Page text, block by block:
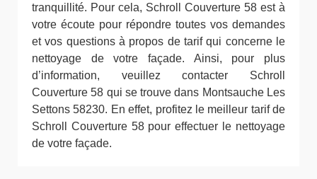
tranquillité. Pour cela, Schroll Couverture 58 est à
votre écoute pour répondre toutes vos demandes
et vos questions à propos de tarif qui concerne le
nettoyage de votre façade. Ainsi, pour plus
d’information, veuillez contacter Schroll
Couverture 58 qui se trouve dans Montsauche Les
Settons 58230. En effet, profitez le meilleur tarif de
Schroll Couverture 58 pour effectuer le nettoyage
de votre façade.